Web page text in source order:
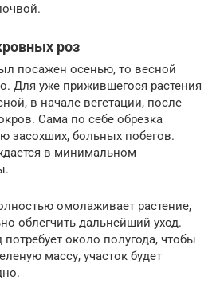
роз
посажен осенью, то весной
Для уже прижившегося растения
в начале вегетации, после
Сама по себе обрезка
засохших, больных побегов.
в минимальном
омолаживает растение,
облегчить дальнейший уход.
около полугода, чтобы
массу, участок будет